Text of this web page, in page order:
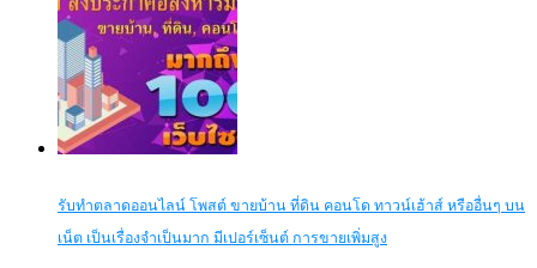
รับทำตลาดออนไลน์ โพสต์ ขายบ้าน ที่ดิน คอนโด ทาวน์เฮ้าส์ หรืออื่นๆ บน
เน็ต เป็นเรื่องจำเป็นมาก มีเปอร์เซ็นต์ การขายเพิ่มสูง